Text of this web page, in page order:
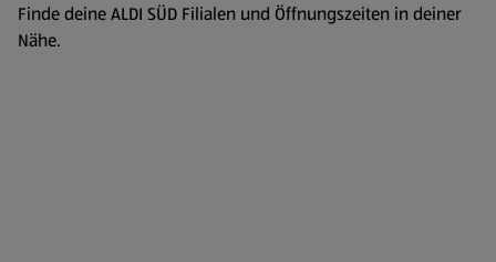
Finde deine ALDI SÜD Filialen und Öffnungszeiten in deiner
Nähe.